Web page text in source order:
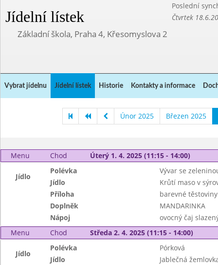
Jídelní lístek
Poslední
Čtvrtek
Základní škola, Praha 4, Křesomyslova 2
Vybrat jídelnu Jídelní lístek Historie Kontakty a informace
Únor 2025 Březen 2025
Menu Chod Úterý 1. 4. 2025 (11:15 - 14:00)
Jídlo
Polévka
Vývar se
Jídlo
Krůtí maso v
Příloha
barevné těstoviny
Doplněk
MANDARINKA
Nápoj
ovocný čaj
Menu
Chod Středa 2. 4. 2025 (11:15 - 14:00)
Jídlo
Polévka
Pórková
Jídlo
Jablečná